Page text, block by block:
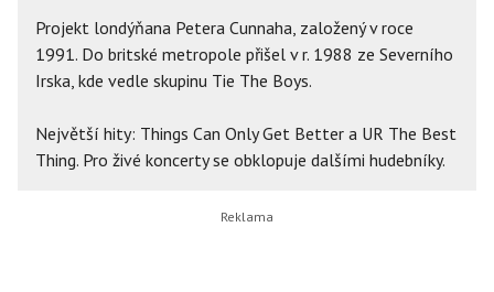
Projekt londýňana Petera Cunnaha, založený v roce
1991. Do britské metropole přišel v r. 1988 ze Severního
Irska, kde vedle skupinu Tie The Boys.
Největší hity: Things Can Only Get Better a UR The Best
Thing. Pro živé koncerty se obklopuje dalšími hudebníky.